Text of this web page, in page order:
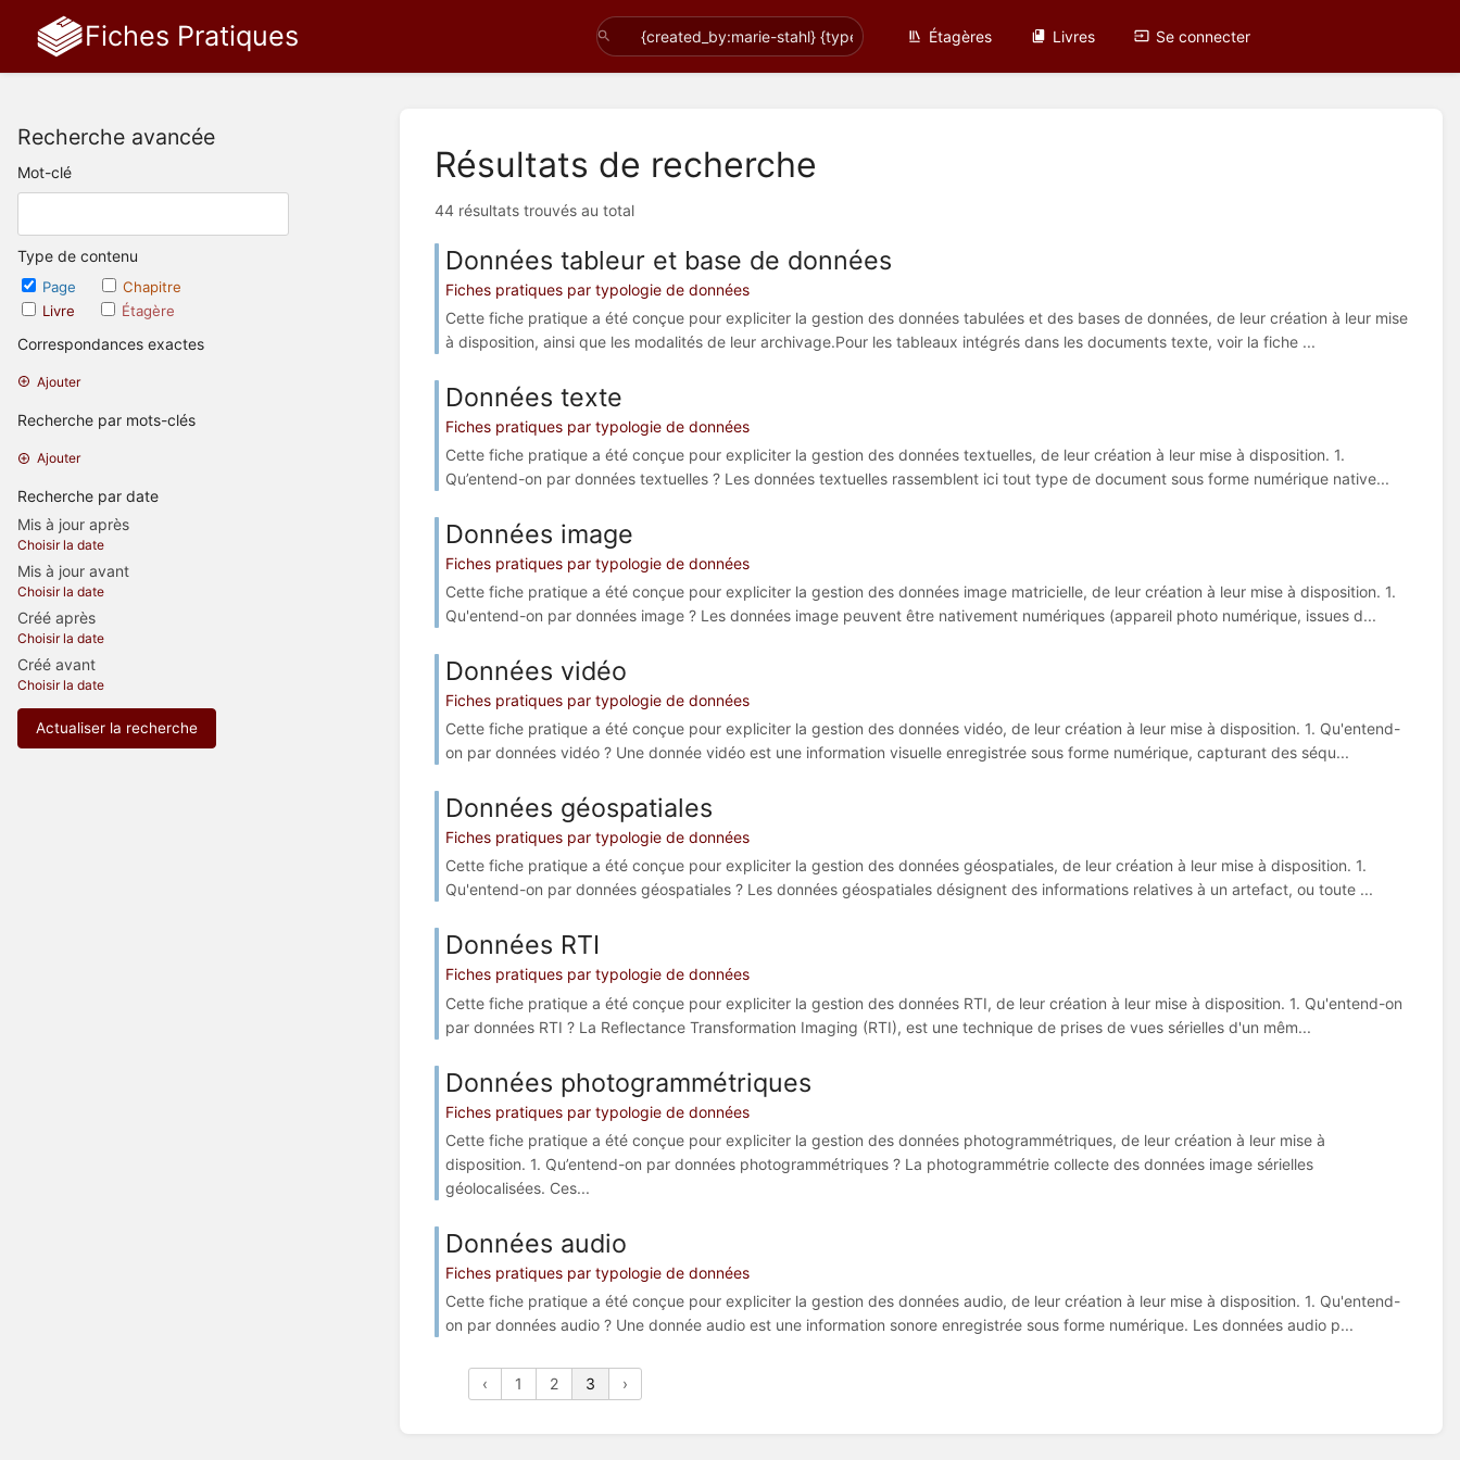
Fiches Pratiques Étagères Livres Se connecter
Recherche avancée
Mot-clé
Type de contenu
Page
Chapitre
Livre
Étagère
Correspondances exactes
Ajouter
Recherche par mots-clés
Ajouter
Recherche par date
Mis à jour après
Choisir la date
Mis à jour avant
Choisir la date
Créé après
Choisir la date
Créé avant
Choisir la date
Actualiser la recherche
Résultats de recherche
44 résultats trouvés au total
Données tableur et base de données
Fiches pratiques par typologie de données
Cette fiche pratique a été conçue pour expliciter la gestion des données tabulées et des bases de données, de leur création à leur mise
à disposition, ainsi que les modalités de leur archivage.Pour les tableaux intégrés dans les documents texte, voir la fiche ...
Données texte
Fiches pratiques par typologie de données
Cette fiche pratique a été conçue pour expliciter la gestion des données textuelles, de leur création à leur mise à disposition. 1.
Qu’entend-on par données textuelles ? Les données textuelles rassemblent ici tout type de document sous forme numérique native...
Données image
Fiches pratiques par typologie de données
Cette fiche pratique a été conçue pour expliciter la gestion des données image matricielle, de leur création à leur mise à disposition. 1.
Qu'entend-on par données image ? Les données image peuvent être nativement numériques (appareil photo numérique, issues d...
Données vidéo
Fiches pratiques par typologie de données
Cette fiche pratique a été conçue pour expliciter la gestion des données vidéo, de leur création à leur mise à disposition. 1. Qu'entend-
on par données vidéo ? Une donnée vidéo est une information visuelle enregistrée sous forme numérique, capturant des séqu...
Données géospatiales
Fiches pratiques par typologie de données
Cette fiche pratique a été conçue pour expliciter la gestion des données géospatiales, de leur création à leur mise à disposition. 1.
Qu'entend-on par données géospatiales ? Les données géospatiales désignent des informations relatives à un artefact, ou toute ...
Données RTI
Fiches pratiques par typologie de données
Cette fiche pratique a été conçue pour expliciter la gestion des données RTI, de leur création à leur mise à disposition. 1. Qu'entend-on
par données RTI ? La Reflectance Transformation Imaging (RTI), est une technique de prises de vues sérielles d'un mêm...
Données photogrammétriques
Fiches pratiques par typologie de données
Cette fiche pratique a été conçue pour expliciter la gestion des données photogrammétriques, de leur création à leur mise à
disposition. 1. Qu’entend-on par données photogrammétriques ? La photogrammétrie collecte des données image sérielles
géolocalisées. Ces...
Données audio
Fiches pratiques par typologie de données
Cette fiche pratique a été conçue pour expliciter la gestion des données audio, de leur création à leur mise à disposition. 1. Qu'entend-
on par données audio ? Une donnée audio est une information sonore enregistrée sous forme numérique. Les données audio p...
‹ 1 2 3 ›